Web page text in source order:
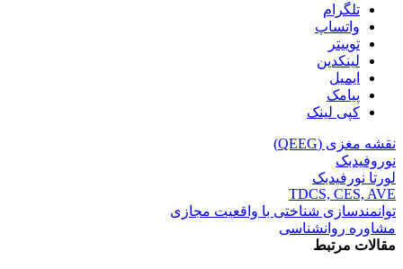
تلگرام
واتساپ
توییتر
لینکدین
ایمیل
پیامک
کپی لینک
نقشه مغزی (QEEG)
نوروفیدبک
لورتا نورفیدبک
TDCS, CES, AVE
توانمندسازی شناختی با واقعیت مجازی
مشاوره روانشناسی
مقالات مرتبط